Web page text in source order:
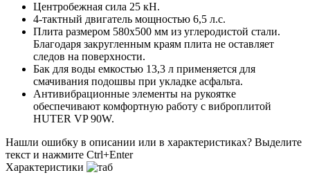
Центробежная сила 25 кН.
4-тактный двигатель мощностью 6,5 л.с.
Плита размером 580х500 мм из углеродистой стали.
Благодаря закругленным краям плита не оставляет
следов на поверхности.
Бак для воды емкостью 13,3 л применяется для
смачивания подошвы при укладке асфальта.
Антивибрационные элементы на рукоятке
обеспечивают комфортную работу с виброплитой
HUTER VP 90W.
Нашли ошибку в описании или в характеристиках? Выделите
текст и нажмите Ctrl+Enter
Характеристики